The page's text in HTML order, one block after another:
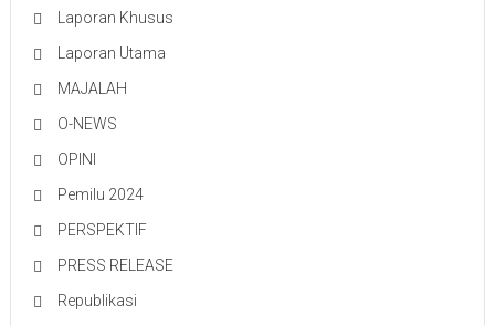
Laporan Khusus
Laporan Utama
MAJALAH
O-NEWS
OPINI
Pemilu 2024
PERSPEKTIF
PRESS RELEASE
Republikasi